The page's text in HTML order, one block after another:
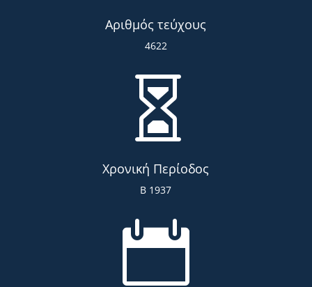
Αριθμός τεύχους
4622

Χρονική Περίοδος
Β 1937
